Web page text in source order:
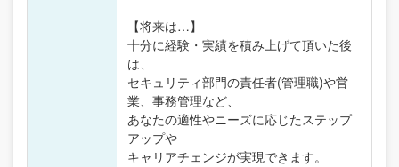
【将来は…】
十分に経験・実績を積み上げて頂いた後
は、
セキュリティ部門の責任者(管理職)や営
業、事務管理など、
あなたの適性やニーズに応じたステップ
アップや
キャリアチェンジが実現できます。